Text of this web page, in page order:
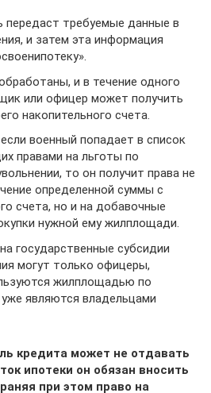
передаст требуемые данные в
и затем эта информация
и в течение одного
или офицер может получить
накопительного счета.
военный попадает в список
правами на льготы по
то он получит права не
определенной суммы с
счета, но и на добавочные
нужной ему жилплощади.
государственные субсидии
могут только офицеры,
жилплощадью по
являются владельцами
кредита может не отдавать
ипотеки он обязан вносить
при этом право на